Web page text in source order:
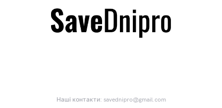
Наші контакти: savednipro@gmail.com